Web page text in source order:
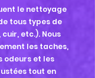
le nettoyage
tous types de
etc.). Nous
les taches,
odeurs et les
tout en